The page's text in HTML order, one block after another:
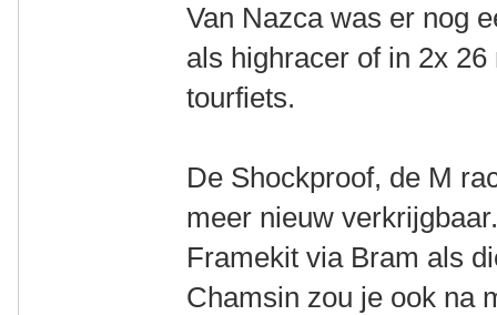
Van Nazca was er nog
als highracer of in 2x
tourfiets.
De Shockproof, de M
meer nieuw
Framekit via Bram als
Chamsin zou je ook na